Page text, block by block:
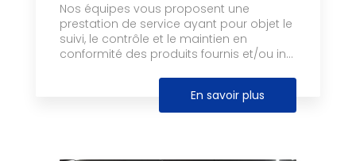
Nos équipes vous proposent une
prestation de service ayant pour objet le
suivi, le contrôle et le maintien en
conformité des produits fournis et/ou in...
En savoir plus